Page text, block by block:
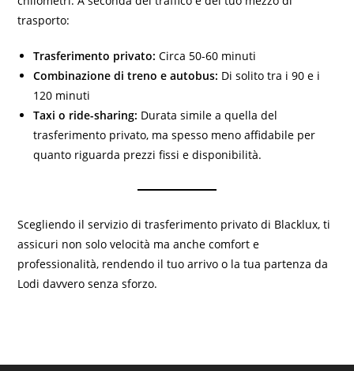
trasporto:
Trasferimento privato: Circa 50-60 minuti
Combinazione di treno e autobus: Di solito tra i 90 e i
120 minuti
Taxi o ride-sharing: Durata simile a quella del
trasferimento privato, ma spesso meno affidabile per
quanto riguarda prezzi fissi e disponibilità.
Scegliendo il servizio di trasferimento privato di Blacklux, ti
assicuri non solo velocità ma anche comfort e
professionalità, rendendo il tuo arrivo o la tua partenza da
Lodi davvero senza sforzo.